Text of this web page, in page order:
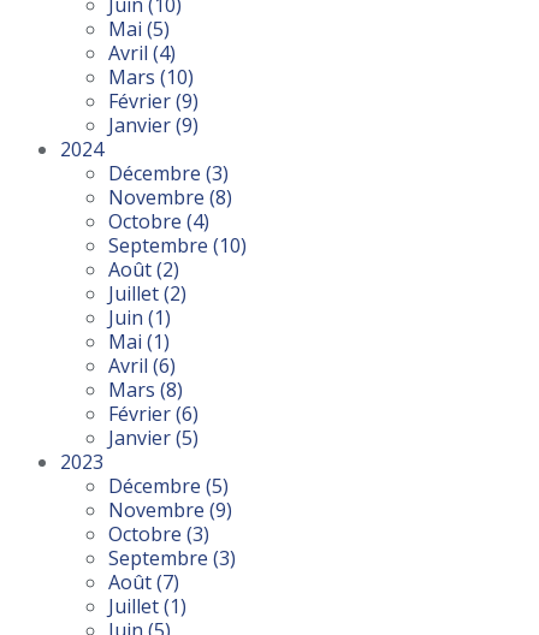
Mai (5)
Avril (4)
Mars (10)
Février(9)
Janvier(9)
2024
Décembre (3)
Novembre (8)
Octobre (4)
Septembre (10)
Août(2)
Juillet(2)
Juin (1)
Mai (1)
Avril (6)
Mars (8)
Février(6)
Janvier(5)
2023
Décembre (5)
Novembre (9)
Octobre (3)
Septembre (3)
Août(7)
Juillet(1)